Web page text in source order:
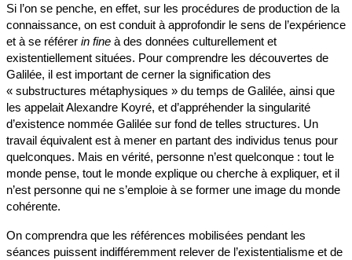
Si l’on se penche, en effet, sur les procédures de production de la
connaissance, on est conduit à approfondir le sens de l’expérience
et à se référer in fine à des données culturellement et
existentiellement situées. Pour comprendre les découvertes de
Galilée, il est important de cerner la signification des
« substructures métaphysiques » du temps de Galilée, ainsi que
les appelait Alexandre Koyré, et d’appréhender la singularité
d’existence nommée Galilée sur fond de telles structures. Un
travail équivalent est à mener en partant des individus tenus pour
quelconques. Mais en vérité, personne n’est quelconque : tout le
monde pense, tout le monde explique ou cherche à expliquer, et il
n’est personne qui ne s’emploie à se former une image du monde
cohérente.
On comprendra que les références mobilisées pendant les
séances puissent indifféremment relever de l’existentialisme et de